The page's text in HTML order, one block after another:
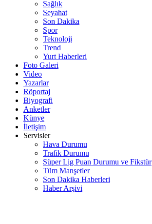
Sağlık
Seyahat
Son Dakika
Spor
Teknoloji
Trend
Yurt Haberleri
Foto Galeri
Video
Yazarlar
Röportaj
Biyografi
Anketler
Künye
İletişim
Servisler
Hava Durumu
Trafik Durumu
Süper Lig Puan Durumu ve Fikstür
Tüm Manşetler
Son Dakika Haberleri
Haber Arşivi